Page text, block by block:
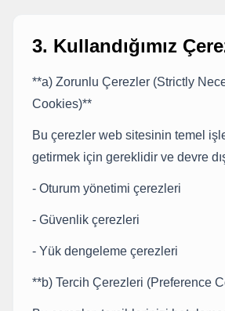
3. Kullandığımız
**a) Zorunlu Çerezler (Strictly
Cookies)**
Bu çerezler web sitesinin temel
getirmek için gereklidir ve devre
- Oturum yönetimi çerezleri
- Güvenlik çerezleri
- Yük dengeleme çerezleri
**b) Tercih Çerezleri (Preference